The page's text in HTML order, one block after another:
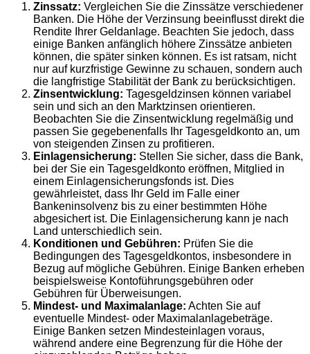
Zinssatz: Vergleichen Sie die Zinssätze verschiedener
Banken. Die Höhe der Verzinsung beeinflusst direkt die
Rendite Ihrer Geldanlage. Beachten Sie jedoch, dass
einige Banken anfänglich höhere Zinssätze anbieten
können, die später sinken können. Es ist ratsam, nicht
nur auf kurzfristige Gewinne zu schauen, sondern auch
die langfristige Stabilität der Bank zu berücksichtigen.
Zinsentwicklung: Tagesgeldzinsen können variabel
sein und sich an den Marktzinsen orientieren.
Beobachten Sie die Zinsentwicklung regelmäßig und
passen Sie gegebenenfalls Ihr Tagesgeldkonto an, um
von steigenden Zinsen zu profitieren.
Einlagensicherung: Stellen Sie sicher, dass die Bank,
bei der Sie ein Tagesgeldkonto eröffnen, Mitglied in
einem Einlagensicherungsfonds ist. Dies
gewährleistet, dass Ihr Geld im Falle einer
Bankeninsolvenz bis zu einer bestimmten Höhe
abgesichert ist. Die Einlagensicherung kann je nach
Land unterschiedlich sein.
Konditionen und Gebühren: Prüfen Sie die
Bedingungen des Tagesgeldkontos, insbesondere in
Bezug auf mögliche Gebühren. Einige Banken erheben
beispielsweise Kontoführungsgebühren oder
Gebühren für Überweisungen.
Mindest- und Maximalanlage: Achten Sie auf
eventuelle Mindest- oder Maximalanlagebeträge.
Einige Banken setzen Mindesteinlagen voraus,
während andere eine Begrenzung für die Höhe der